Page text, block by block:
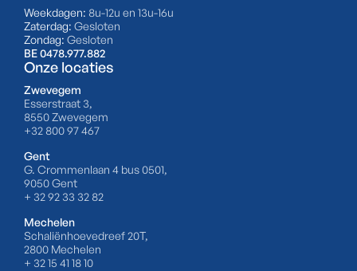
Weekdagen: 8u-12u en 13u-16u
Zaterdag: Gesloten
Zondag: Gesloten
BE 0478.977.882
Onze locaties
Zwevegem
Esserstraat 3,
8550 Zwevegem
+32 800 97 467
Gent
G. Crommenlaan 4 bus 0501,
9050 Gent
+ 32 92 33 32 82
Mechelen
Schaliënhoevedreef 20T,
2800 Mechelen
+ 32 15 41 18 10